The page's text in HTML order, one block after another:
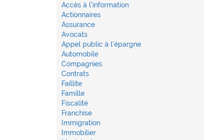
Accès à l'information
Actionnaires
Assurance
Avocats
Appel public à l'épargne
Automobile
Compagnies
Contrats
Faillite
Famille
Fiscalité
Franchise
Immigration
Immobilier